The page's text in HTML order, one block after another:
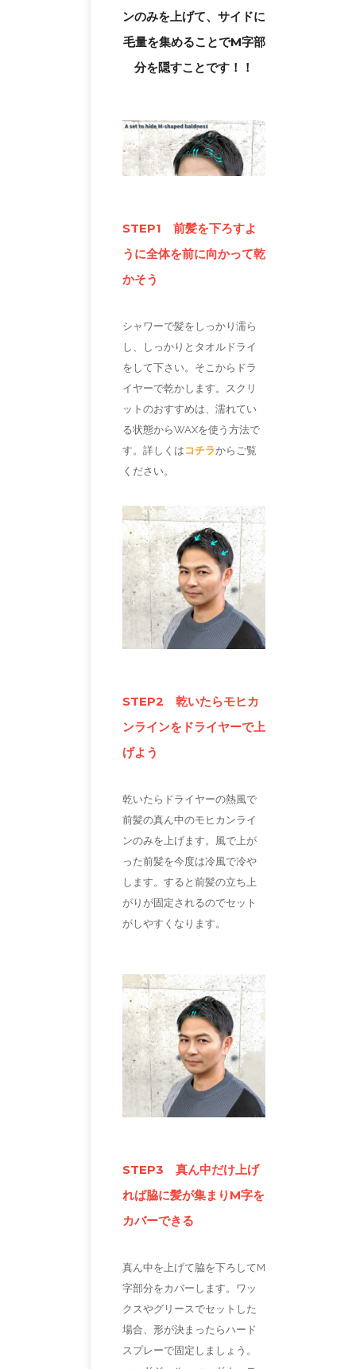
ンのみを上げて、サイドに
毛量を集めることでM字部
分を隠すことです！！
STEP1 前髪を下ろすよ
うに全体を前に向かって乾
かそう
シャワーで髪をしっかり濡ら
し、しっかりとタオルドライ
をして下さい。そこからドラ
イヤーで乾かします。スクリ
ットのおすすめは、濡れてい
る状態からWAXを使う方法で
す。詳しくは コチラからご覧
ください。
STEP2 乾いたらモヒカ
ンラインをドライヤーで上
げよう
乾いたらドライヤーの熱風で
前髪の真ん中のモヒカンライ
ンのみを上げます。風で上が
った前髪を今度は冷風で冷や
します。すると前髪の立ち上
がりが固定されるのでセット
がしやすくなります。
STEP3 真ん中だけ上げ
れば脇に髪が集まりM字を
カバーできる
真ん中を上げて脇を下ろしてM
字部分をカバーします。ワッ
クスやグリースでセットした
場合、形が決まったらハード
スプレーで固定しましょう。